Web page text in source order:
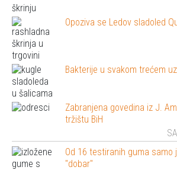
Opoziva se Ledov sladoled
Bakterije u svakom trećem
Zabranjena govedina iz J.
tržištu BiH
Od 16 testiranih guma samo
"dobar"